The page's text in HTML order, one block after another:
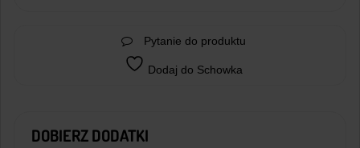
Pytanie do produktu
Dodaj do Schowka
DOBIERZ DODATKI